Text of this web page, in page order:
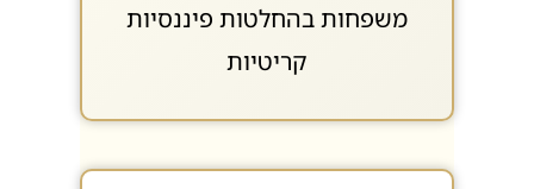
משפחות בהחלטות פיננסיות
קריטיות